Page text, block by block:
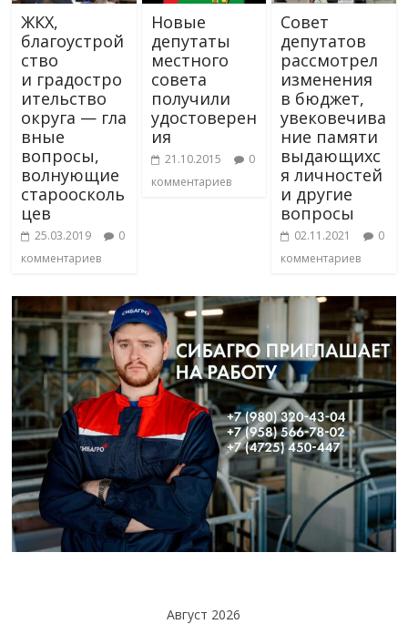
ЖКХ,
благоустрой
ство
и градостро
ительство
округа — гла
вные
вопросы,
волнующие
староосколь
цев
25.03.2019
0
комментариев
Новые
депутаты
местного
совета
получили
удостоверен
ия
21.10.2015
0
комментариев
Совет
депутатов
рассмотрел
изменения
в бюджет,
увековечива
ние памяти
выдающихс
я личностей
и другие
вопросы
02.11.2021
0
комментариев
Август 2026